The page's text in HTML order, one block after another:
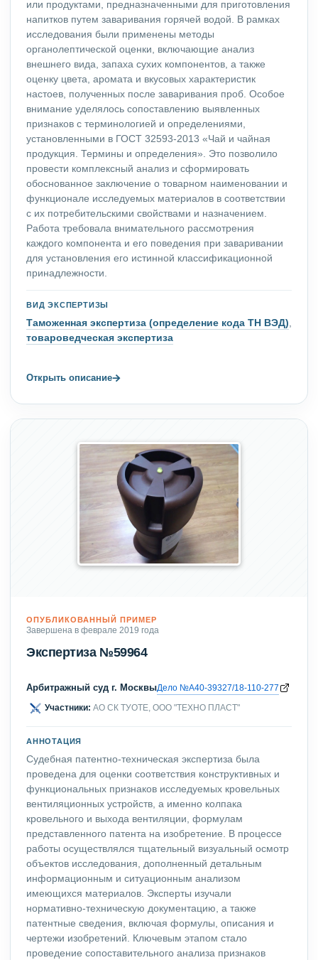
или продуктами, предназначенными для приготовления
напитков путем заваривания горячей водой. В рамках
исследования были применены методы
органолептической оценки, включающие анализ
внешнего вида, запаха сухих компонентов, а также
оценку цвета, аромата и вкусовых характеристик
настоев, полученных после заваривания проб. Особое
внимание уделялось сопоставлению выявленных
признаков с терминологией и определениями,
установленными в ГОСТ 32593-2013 «Чай и чайная
продукция. Термины и определения». Это позволило
провести комплексный анализ и сформировать
обоснованное заключение о товарном наименовании и
функционале исследуемых материалов в соответствии
с их потребительскими свойствами и назначением.
Работа требовала внимательного рассмотрения
каждого компонента и его поведения при заваривании
для установления его истинной классификационной
принадлежности.
ВИД ЭКСПЕРТИЗЫ
Таможенная экспертиза (определение кода ТН ВЭД),
товароведческая экспертиза
Открыть описание→
ОПУБЛИКОВАННЫЙ ПРИМЕР
Завершена в феврале 2019 года
Экспертиза №59964
Арбитражный суд г. МосквыДело №А40-39327/18-110-277
Участники: АО СК ТУОТЕ, ООО "ТЕХНО ПЛАСТ"
АННОТАЦИЯ
Судебная патентно-техническая экспертиза была
проведена для оценки соответствия конструктивных и
функциональных признаков исследуемых кровельных
вентиляционных устройств, а именно колпака
кровельного и выхода вентиляции, формулам
представленного патента на изобретение. В процессе
работы осуществлялся тщательный визуальный осмотр
объектов исследования, дополненный детальным
информационным и ситуационным анализом
имеющихся материалов. Эксперты изучали
нормативно-техническую документацию, а также
патентные сведения, включая формулы, описания и
чертежи изобретений. Ключевым этапом стало
проведение сопоставительного анализа признаков